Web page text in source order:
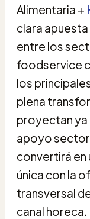
Alimentaria +
clara apuesta
entre los
foodservice
los
plena
proyectan ya
apoyo
convertirá en
única con la
transversal
canal